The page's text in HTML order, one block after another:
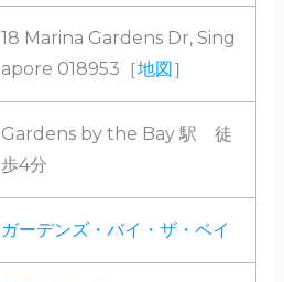
18 Marina Gardens Dr, Sing
apore 018953［地図］
Gardens by the Bay 駅 徒
歩4分
ガーデンズ・バイ・ザ・ベイ